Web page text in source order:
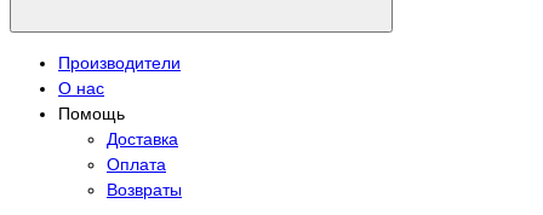
Производители
О нас
Помощь
Доставка
Оплата
Возвраты